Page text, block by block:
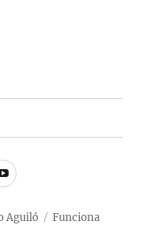
Youtube
Aguiló
Funciona